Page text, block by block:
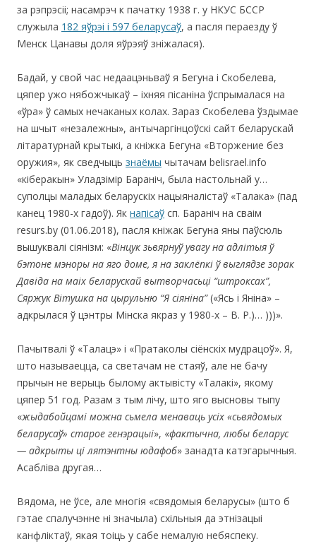
за рэпрэсіі; насамрэч к пачатку 1938 г. у НКУС БССР
служыла 182 яўрэі і 597 беларусаў, а пасля пераезду ў
Менск Цанавы доля яўрэяў зніжалася).
Бадай, у свой час недаацэньваў я Бегуна і Скобелева,
цяпер ужо нябожчыкаў – іхняя пісаніна ўспрымалася на
«ўра» ў самых нечаканых колах. Зараз Скобелева ўздымае
на шчыт «незалежны», антычаргінцоўскі сайт беларускай
літаратурнай крытыкі, а кніжка Бегуна «Вторжение без
оружия», як сведчыць знаёмы чытачам belisrael.info
«кіберакын» Уладзімір Бараніч, была настольнай у…
суполцы маладых беларускіх нацыяналістаў «Талака» (пад
канец 1980-х гадоў). Як напісаў сп. Бараніч на сваім
resurs.by (01.06.2018), пасля кніжак Бегуна яны паўсюль
вышуквалі сіянізм: «Вінцук зьвярнуў увагу на адлітыя ў
бэтоне мэноры на яго доме, я на заклёпкі ў выглядзе зорак
Давіда на маіх беларускай вытворчасьці “штроксах”,
Сяржук Вітушка на цырульню “Я сіяніна”(«Ясь і Яніна» –
адкрылася ў цэнтры Мінска якраз у 1980-х – В. Р.)… )))».
Пачытвалi ў «Талацэ» і «Пратаколы сіёнскіх мудрацоў». Я,
што называецца, са светачам не стаяў, але не бачу
прычын не верыць былому актывісту «Талакі», якому
цяпер 51 год. Разам з тым лічу, што яго высновы тыпу
«жыдабойцамі можна сьмела менаваць усіх «сьвядомых
беларусаў» старое генэрацыі», «фактычна, любы беларус
— адкрыты ці лятэнтны юдафоб» занадта катэгарычныя.
Асабліва другая…
Вядома, не ўсе, але многія «свядомыя беларусы» (што б
гэтае спалучэнне ні значыла) схільныя да этнізацыі
канфліктаў, якая тоiць у сабе немалую небяспеку.